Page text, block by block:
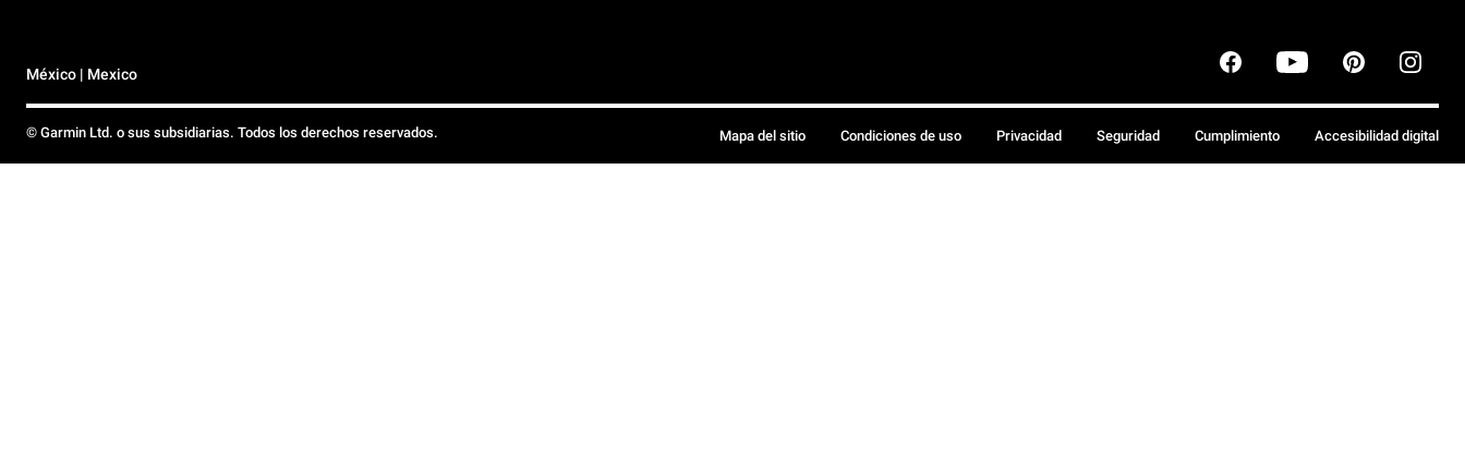
México | Mexico
© Garmin Ltd. o sus subsidiarias. Todos los derechos reservados. Mapa del sitio Condiciones de uso Privacidad Seguridad Cumplimiento Accesibilidad digital